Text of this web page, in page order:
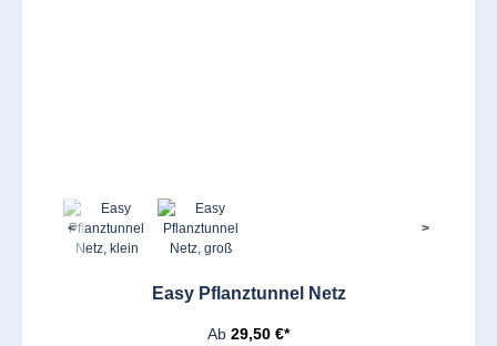
< >
Easy Pflanztunnel Netz
Ab 29,50 €*